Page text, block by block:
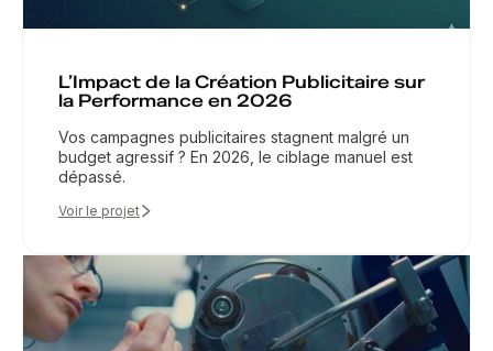
L’Impact de la Création Publicitaire sur
la Performance en 2026
Vos campagnes publicitaires stagnent malgré un
budget agressif ? En 2026, le ciblage manuel est
dépassé.
Voir le projet